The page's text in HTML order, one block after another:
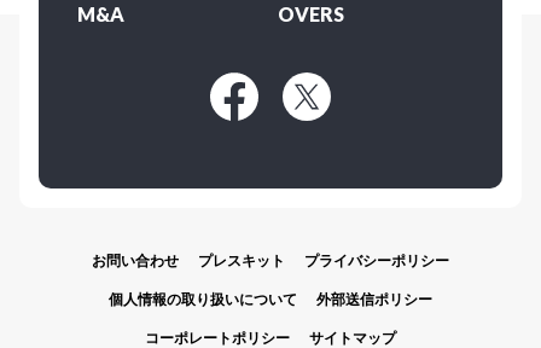
M&A OVERS
お問い合わせ プレスキット プライバシーポリシー
個人情報の取り扱いについて 外部送信ポリシー
コーポレートポリシー サイトマップ